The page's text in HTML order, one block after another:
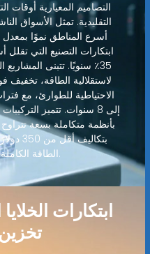
التقليدية. تمثل الأسواق
ابتكارات التصنيع التي
35٪ سنويًا. تتبنى
لاستقلالية الطاقة، تخفيف
إلى 8 سنوات. تتميز
الطاقة الكاملة للمشاريع الصناعية.
ابتكارات